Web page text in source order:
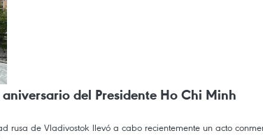
del Presidente Ho Chi Minh
rusa de Vladivostok llevó a cabo recientemente un acto